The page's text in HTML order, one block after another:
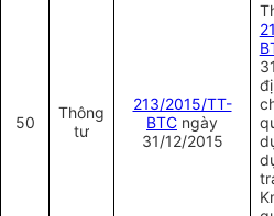
50
Thông
tư
213/2015/TT-
BTC ngày
31/12/2015